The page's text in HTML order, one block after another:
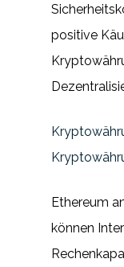
positive
Ethereum
können